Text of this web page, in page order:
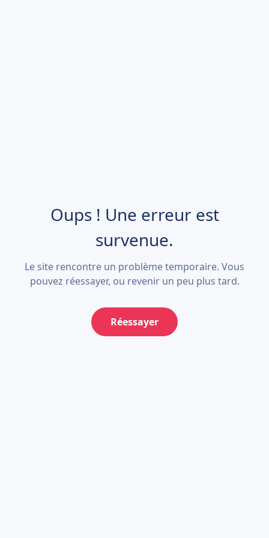
Oups ! Une erreur est
survenue.
Le site rencontre un problème temporaire. Vous
pouvez réessayer, ou revenir un peu plus tard.
Réessayer